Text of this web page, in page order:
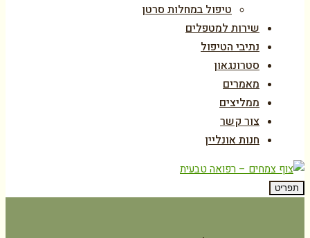
טיפול במחלות סרטן
שירות למטפלים
נתיבי הטיפול
סטרונגאון
מאמרים
ממליצים
צור קשר
חנות אונליין
תפריט